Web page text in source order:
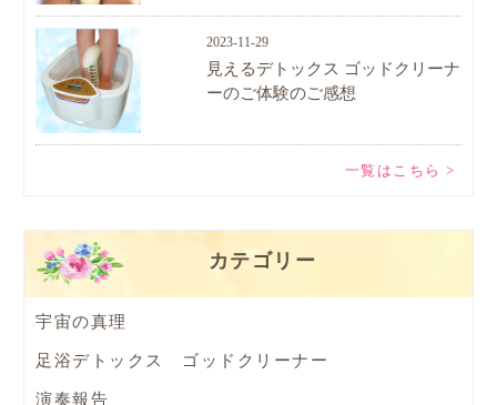
2023-11-29
見えるデトックス ゴッドクリーナ
ーのご体験のご感想
一覧はこちら >
カテゴリー
宇宙の真理
足浴デトックス ゴッドクリーナー
演奏報告